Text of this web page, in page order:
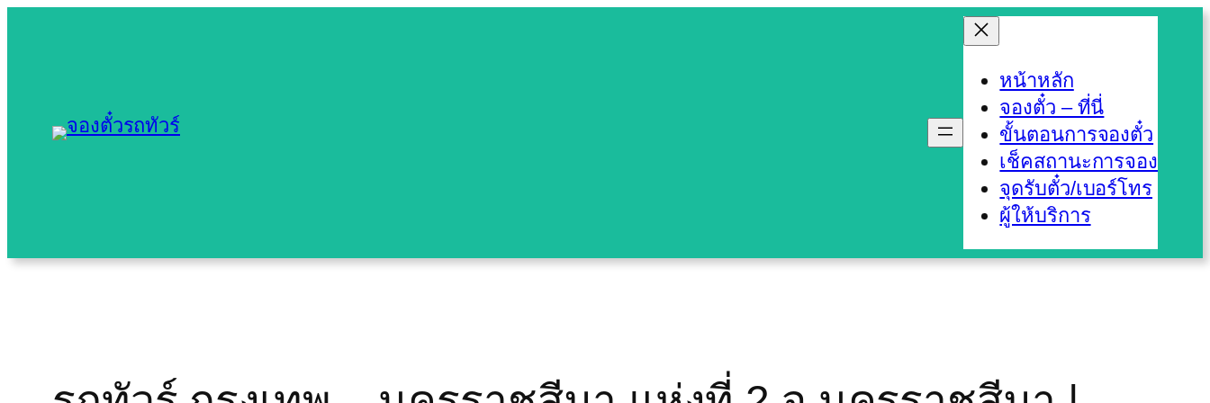
หน้าหลัก
จองตั๋ว – ที่นี่
ขั้นตอนการจองตั๋ว
เช็คสถานะการจอง
จุดรับตั๋ว/เบอร์โทร
ผู้ให้บริการ